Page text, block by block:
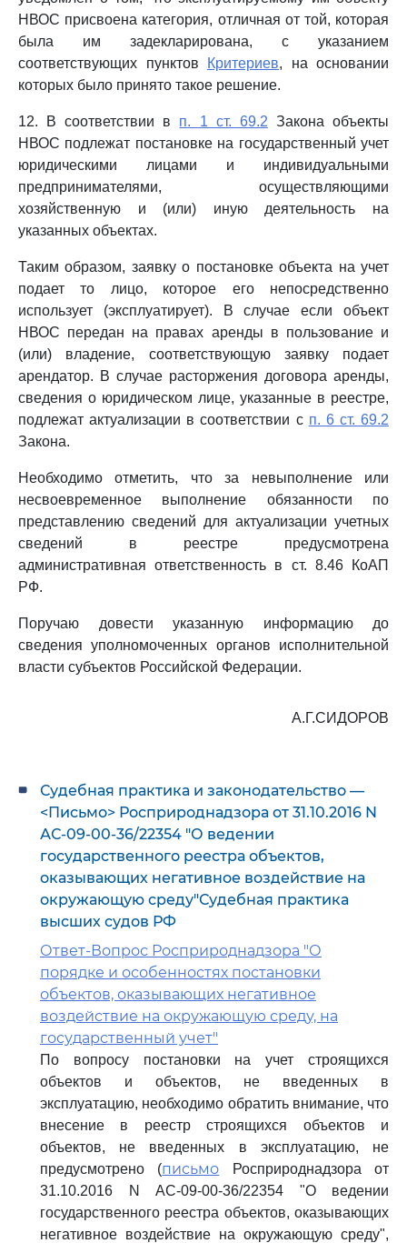
НВОС присвоена категория, отличная от той, которая
была им задекларирована, с указанием
соответствующих пунктов
Критериев, на основании
которых было принято такое решение.
12. В соответствии в п. 1 ст. 69.2 Закона объекты
НВОС подлежат постановке на государственный учет
юридическими лицами и индивидуальными
предпринимателями, осуществляющими
хозяйственную и (или) иную деятельность на
указанных объектах.
Таким образом, заявку о постановке объекта на учет
подает то лицо, которое его непосредственно
использует (эксплуатирует). В случае если объект
НВОС передан на правах аренды в пользование и
(или) владение, соответствующую заявку подает
арендатор. В случае расторжения договора аренды,
сведения о юридическом лице, указанные в реестре,
подлежат актуализации в соответствии с п. 6 ст. 69.2
Закона.
Необходимо отметить, что за невыполнение или
несвоевременное выполнение обязанности по
представлению сведений для актуализации учетных
сведений в реестре предусмотрена
административная ответственность в ст. 8.46 КоАП
РФ.
Поручаю довести указанную информацию до
сведения уполномоченных органов исполнительной
власти субъектов Российской Федерации.
А.Г.СИДОРОВ
Судебная практика и законодательство —
<Письмо> Росприроднадзора от 31.10.2016 N
АС-09-00-36/22354 "О ведении
государственного реестра объектов,
оказывающих негативное воздействие на
окружающую среду"Судебная практика
высших судов РФ
Ответ-Вопрос Росприроднадзора "О
порядке и особенностях постановки
объектов, оказывающих негативное
воздействие на окружающую среду, на
государственный учет"
По вопросу постановки на учет строящихся
объектов и объектов, не введенных в
эксплуатацию, необходимо обратить внимание, что
внесение в реестр строящихся объектов и
объектов, не введенных в эксплуатацию, не
предусмотрено (письмо Росприроднадзора от
31.10.2016 N АС-09-00-36/22354 "О ведении
государственного реестра объектов, оказывающих
негативное воздействие на окружающую среду",